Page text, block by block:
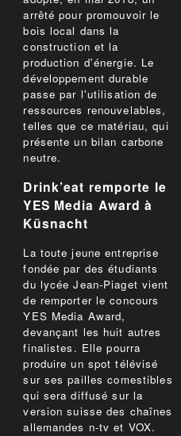
arrêté pour promouvoir le
bois local dans la
construction et la
production d'énergie. Le
développement durable
passe par l'utilisation de
ressources renouvelables,
telles que ce matériau, qui
présente un bilan carbone
neutre.
Drink’eat remporte le
YES Media Award à
Küsnacht
La toute jeune entreprise
fondée par des étudiants
du lycée Jean-Piaget vient
de remporter le concours
YES Media Award,
devançant les huit autres
finalistes. Elle pourra
produire un spot télévisé
sur ses pailles comestibles
qui sera diffusé sur la
version suisse des chaînes
allemandes n-tv et VOX.